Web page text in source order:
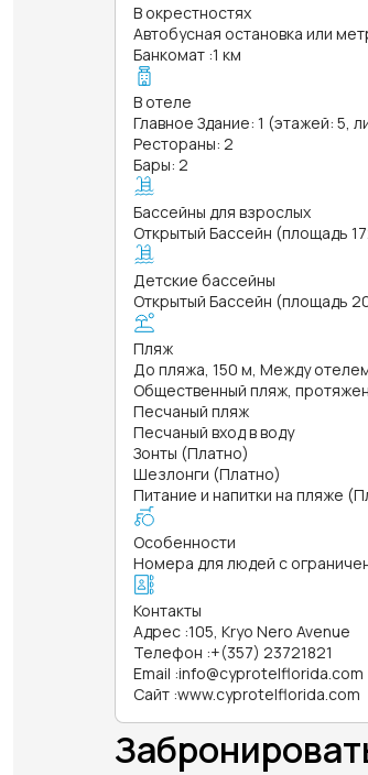
В окрестностях
Автобусная остановка или
Банкомат :1 км
В отеле
Главное Здание: 1 (этажей: 5,
Рестораны: 2
Бары: 2
Бассейны для взрослых
Открытый Бассейн (площадь
Детские бассейны
Открытый Бассейн (площадь
Пляж
До пляжа, 150 м, Между
Общественный пляж,
Песчаный пляж
Песчаный вход в воду
Зонты (Платно)
Шезлонги (Платно)
Питание и напитки на пляже
Особенности
Номера для людей с
Контакты
Адрес :105, Kryo Nero Avenue
Телефон :+(357) 23721821
Email :info@cyprotelflorida.com
Сайт :www.cyprotelflorida.com